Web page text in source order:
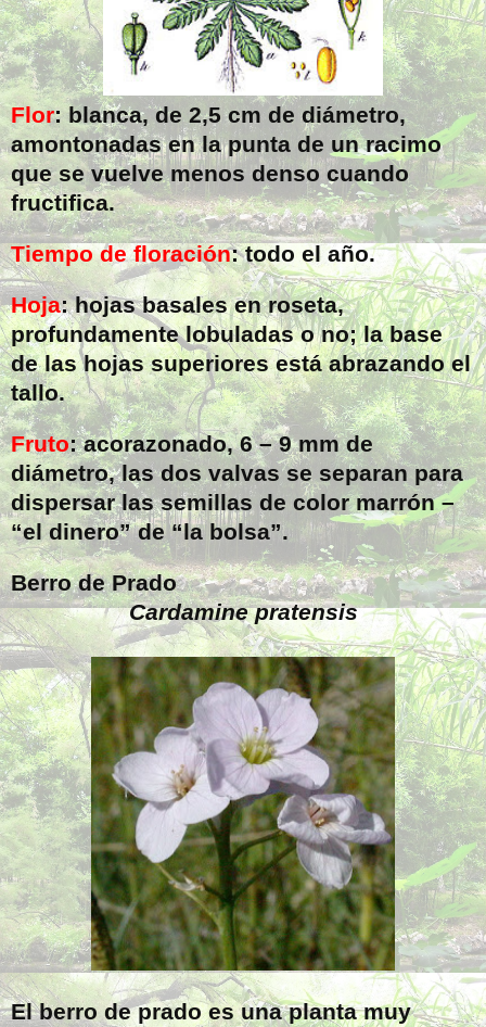
Flor: blanca, de2,5 cm de diámetro,
amontonadas en la punta de un racimo
que se vuelve menos denso cuando
fructifica.
Tiempo de floración: todo el año.
Hoja: hojas basales en roseta,
profundamente lobuladas o no; la base
de las hojas superiores está abrazando el
tallo.
Fruto: acorazonado, 6 –9 mmde
diámetro, las dos valvas se separan para
dispersar las semillas de color marrón –
“el dinero” de “la bolsa”.
Berro de Prado
Cardamine pratensis
El berro de prado es una planta muy